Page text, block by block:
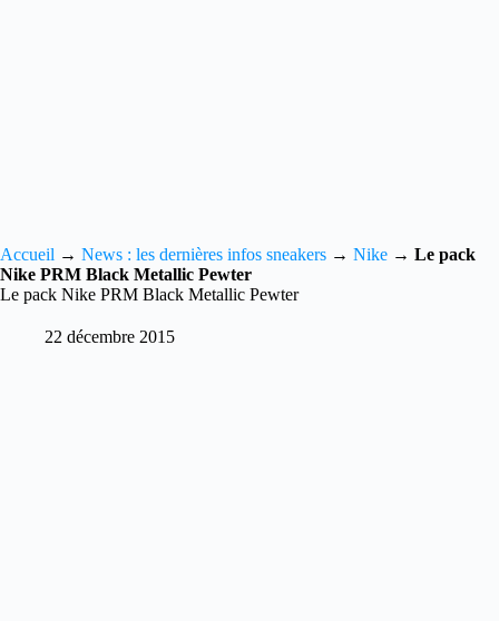
Accueil → News : les dernières infos sneakers → Nike → Le pack
Nike PRM Black Metallic Pewter
Le pack Nike PRM Black Metallic Pewter
22 décembre 2015